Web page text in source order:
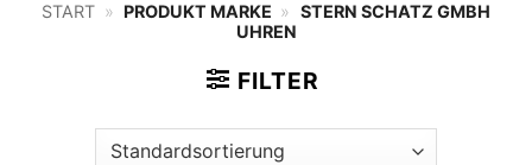
START » PRODUKT MARKE » STERN SCHATZ GMBH
UHREN
FILTER